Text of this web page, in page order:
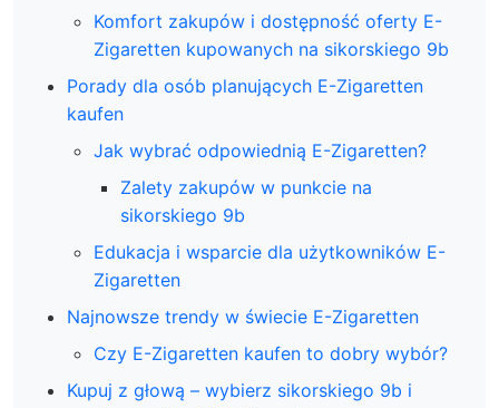
Komfort zakupów i dostępność oferty E-
Zigaretten kupowanych na sikorskiego 9b
Porady dla osób planujących E-Zigaretten
kaufen
Jak wybrać odpowiednią E-Zigaretten?
Zalety zakupów w punkcie na
sikorskiego 9b
Edukacja i wsparcie dla użytkowników E-
Zigaretten
Najnowsze trendy w świecie E-Zigaretten
Czy E-Zigaretten kaufen to dobry wybór?
Kupuj z głową – wybierz sikorskiego 9b i